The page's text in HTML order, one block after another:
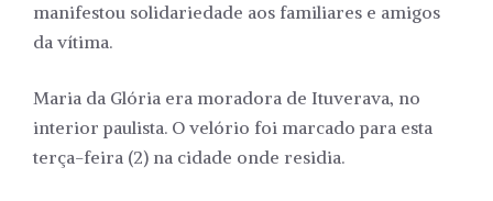
manifestou solidariedade aos familiares e amigos
da vítima.
Maria da Glória era moradora de Ituverava, no
interior paulista. O velório foi marcado para esta
terça-feira (2) na cidade onde residia.